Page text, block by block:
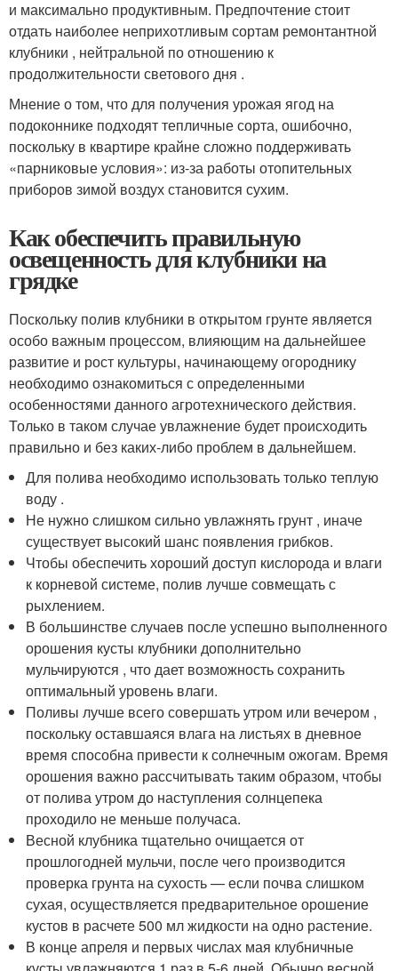
и максимально продуктивным. Предпочтение стоит
отдать наиболее неприхотливым сортам ремонтантной
клубники , нейтральной по отношению к
продолжительности светового дня .
Мнение о том, что для получения урожая ягод на
подоконнике подходят тепличные сорта, ошибочно,
поскольку в квартире крайне сложно поддерживать
«парниковые условия»: из-за работы отопительных
приборов зимой воздух становится сухим.
Как обеспечить правильную
освещенность для клубники на
грядке
Поскольку полив клубники в открытом грунте является
особо важным процессом, влияющим на дальнейшее
развитие и рост культуры, начинающему огороднику
необходимо ознакомиться с определенными
особенностями данного агротехнического действия.
Только в таком случае увлажнение будет происходить
правильно и без каких-либо проблем в дальнейшем.
Для полива необходимо использовать только теплую
воду .
Не нужно слишком сильно увлажнять грунт , иначе
существует высокий шанс появления грибков.
Чтобы обеспечить хороший доступ кислорода и влаги
к корневой системе, полив лучше совмещать с
рыхлением.
В большинстве случаев после успешно выполненного
орошения кусты клубники дополнительно
мульчируются , что дает возможность сохранить
оптимальный уровень влаги.
Поливы лучше всего совершать утром или вечером ,
поскольку оставшаяся влага на листьях в дневное
время способна привести к солнечным ожогам. Время
орошения важно рассчитывать таким образом, чтобы
от полива утром до наступления солнцепека
проходило не меньше получаса.
Весной клубника тщательно очищается от
прошлогодней мульчи, после чего производится
проверка грунта на сухость — если почва слишком
сухая, осуществляется предварительное орошение
кустов в расчете 500 мл жидкости на одно растение.
В конце апреля и первых числах мая клубничные